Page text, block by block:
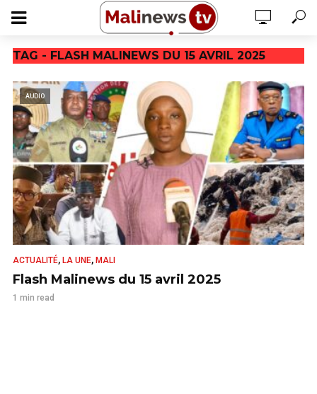
TAG - FLASH MALINEWS DU 15 AVRIL 2025
AUDIO
ACTUALITÉ, LA UNE, MALI
Flash Malinews du 15 avril 2025
1 min read